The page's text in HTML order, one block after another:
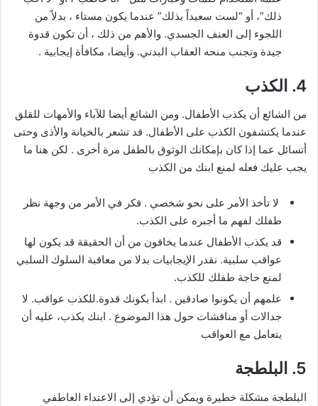
ذلك”، أو “لست سعيداً بذلك” عندما يكون مستاء ، بدلاً من
اللجوء إلى العنف الجسدي. والأهم من ذلك ، أن تكون قدوة
جيدة وتجنب منحه العقاب البدني. وأيضا، مكافأة إيجابية .
4. الكذب
من الشائع أن يكذب الأطفال. ومن الشائع أيضا للآباء والأمهات للقلق
عندما يكتشفون الكذب على الأطفال. قد تشعر بالخيانة والأذى وحتى
أتسائل عما إذا كان بإمكانك الوثوق بالطفل مرة أخرى . لكن هنا ما
يجب عليك فعله لمنع ابنك من الكذب
لا تأخذ الأمر على نحو شخصي . فكر في الأمر من وجهة نظر
طفلك لفهم ما أجبره على الكذب.
قد يكذب الأطفال عندما يخافون من أن الحقيقة قد يكون لها
عواقب سلبية. نقدر الإيجابيات بدلا من معاقبة السلوك السلبي
لمنع حاجة طفلك للكذب.
علمهم أن يكونوا صادقين . ابدأ بكونك قدوة.للكذب عواقب. لا
جدالات أو مناقشات حول هذا الموضوع . ابنك يكذب، عليه أن
يتعامل مع العواقب
5. البلطجة
البلطجة مشكلة خطيرة ويمكن أن تؤدي إلى الاعتداء العاطفي